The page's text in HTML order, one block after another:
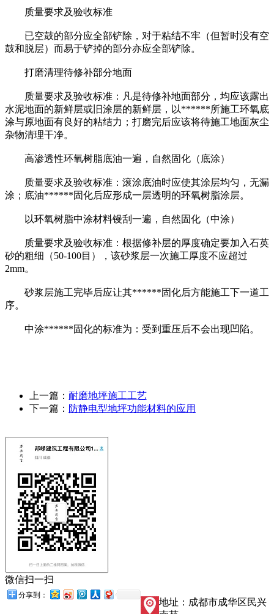
质量要求及验收标准
已空鼓的部分应全部铲除，对于粘结不牢（但暂时没有空
鼓和脱层）而易于铲掉的部分亦应全部铲除。
打磨清理待修补部分地面
质量要求及验收标准：凡是待修补地面部分，均应该露出
水泥地面的新鲜层或旧涂层的新鲜层，以******所施工环氧底
涂与原地面有良好的粘结力；打磨完后应该将待施工地面灰尘
杂物清理干净。
高渗透性环氧树脂底油一遍，自然固化（底涂）
质量要求及验收标准：滚涂底油时应使其涂层均匀，无漏
涂；底油******固化后应形成一层透明的环氧树脂涂层。
以环氧树脂中涂材料镘刮一遍，自然固化（中涂）
质量要求及验收标准：根据修补层的厚度确定要加入石英
砂的粗细（50-100目），该砂浆层一次施工厚度不应超过
2mm。
砂浆层施工完毕后应让其******固化后方能施工下一道工
序。
中涂******固化的标准为：受到重压后不会出现凹陷。
上一篇： 耐磨地坪施工工艺
下一篇： 防静电型地坪功能材料的应用
微信扫一扫
分享到：
地址：成都市成华区民兴